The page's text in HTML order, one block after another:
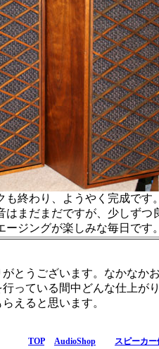
も終わり、ようやく完成です
はまだまだですが、少しずつ
ージングが楽しみな毎日です
とうございます。なかなか
っている間中どんな仕上が
えると思います。
TOP AudioShop スピーカ